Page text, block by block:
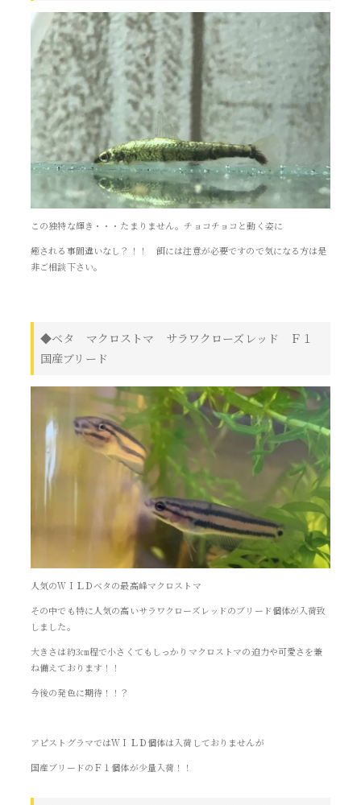
この独特な輝き・・・たまりません。チョコチョコと動く姿に
癒される事間違いなし？！！ 餌には注意が必要ですので気になる方は是
非ご相談下さい。
◆ベタ マクロストマ サラワクローズレッド Ｆ１
国産ブリード
人気のＷＩＬＤベタの最高峰マクロストマ
その中でも特に人気の高いサラワクローズレッドのブリード個体が入荷致
しました。
大きさは約3㎝程で小さくてもしっかりマクロストマの迫力や可愛さを兼
ね備えております！！
今後の発色に期待！！？
アピストグラマではＷＩＬＤ個体は入荷しておりませんが
国産ブリードのＦ１個体が少量入荷！！